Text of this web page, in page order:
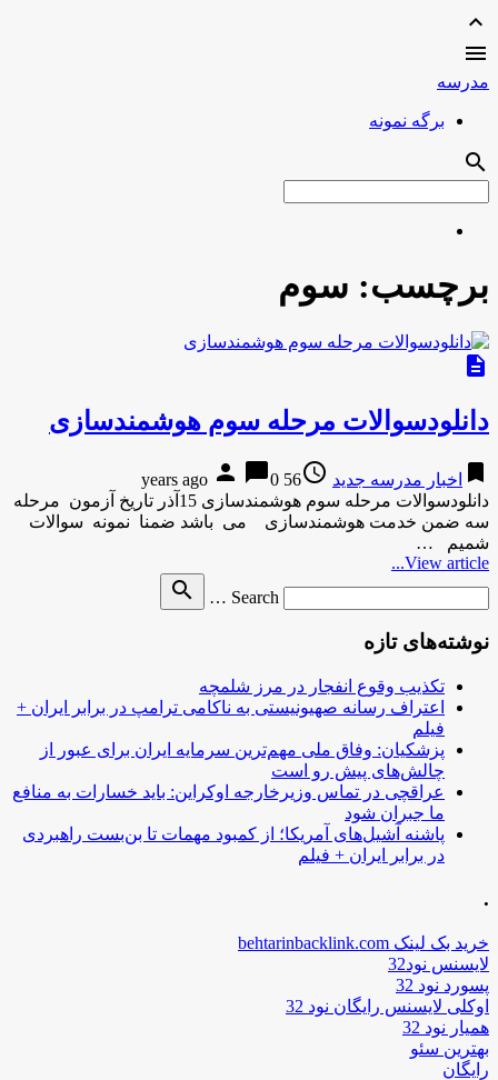
expand_less

مدرسه
برگه نمونه
search
برچسب: سوم
description
دانلودسوالات مرحله سوم هوشمندسازی
bookmark اخبار مدرسه جدید access_time
56 years ago
person chat_bubble0
دانلودسوالات مرحله سوم هوشمندسازی 15آذر تاریخ آزمون مرحله
سه ضمن خدمت هوشمندسازی می باشد ضمنا نمونه سوالات
شمیم …
View article...
Search …
search
نوشته‌های تازه
تکذیب وقوع انفجار در مرز شلمچه
اعتراف رسانه صهیونیستی به ناکامی ترامپ در برابر ایران +
فیلم
پزشکیان: وفاق ملی مهم‌ترین سرمایه ایران برای عبور از
چالش‌های پیش رو است
عراقچی در تماس وزیرخارجه اوکراین: باید خسارات به منافع
ما جبران شود
پاشنه آشیل‌های آمریکا؛ از کمبود مهمات تا بن‌بست راهبردی
در برابر ایران + فیلم
.
خرید بک لینک behtarinbacklink.com
لایسنس نود32
پسورد نود 32
اوکلی لایسنس رایگان نود 32
همیار نود 32
بهترین سئو
رایگان